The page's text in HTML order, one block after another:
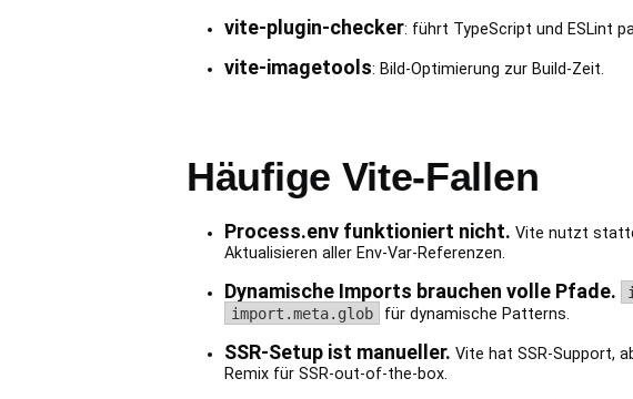
vite-plugin-checker: führt TypeScript und ESLint
vite-imagetools: Bild-Optimierung zur Build-Zeit.
Häufige Vite-Fallen
Process.env funktioniert nicht. Vite nutzt
Aktualisieren aller Env-Var-Referenzen.
Dynamische Imports brauchen volle Pfade.
import.meta.glob für dynamische Patterns.
SSR-Setup ist manueller. Vite hat SSR-Support,
Remix für SSR-out-of-the-box.